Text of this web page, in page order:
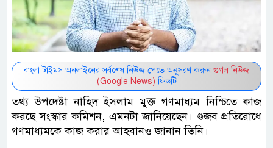
বাংলা টাইমস অনলাইনের সর্বশেষ নিউজ পেতে অনুসরণ করুন গুগল নিউজ
(Google News) ফিডটি
তথ্য উপদেষ্টা নাহিদ ইসলাম মুক্ত গণমাধ্যম নিশ্চিতে কাজ
করছে সংস্কার কমিশন, এমনটা জানিয়েছেন। গুজব প্রতিরোধে
গণমাধ্যমকে কাজ করার আহবানও জানান তিনি।